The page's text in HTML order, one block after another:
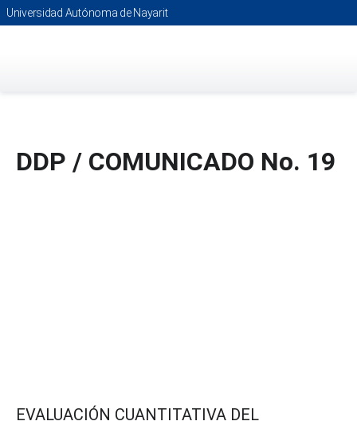
Saltar
al
Universidad Autónoma de Nayarit
DDP / COMUNICADO No. 19
EVALUACIÓN CUANTITATIVA DEL